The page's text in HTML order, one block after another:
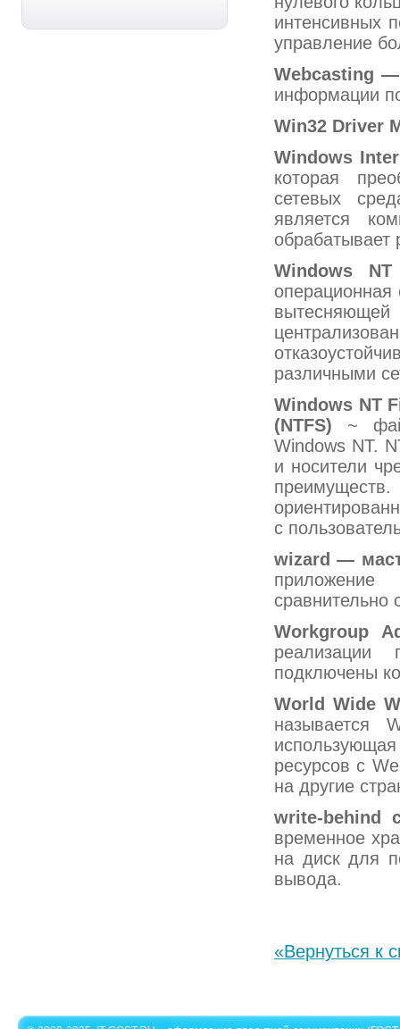
интенсивных
управление
Webcasting —
информации
Win32 Driver
Windows
которая
сетевых
является
обрабатывает
Windows NT
вытесняющей
различными
Windows NT
(NTFS) ~
Windows NT.
и носители
с
wizard —
сравнительно
Workgroup
реализации
подключены
World Wide
называется
ресурсов с
на другие
write- behind
временное
на диск для
вывода.
«Вернуться к